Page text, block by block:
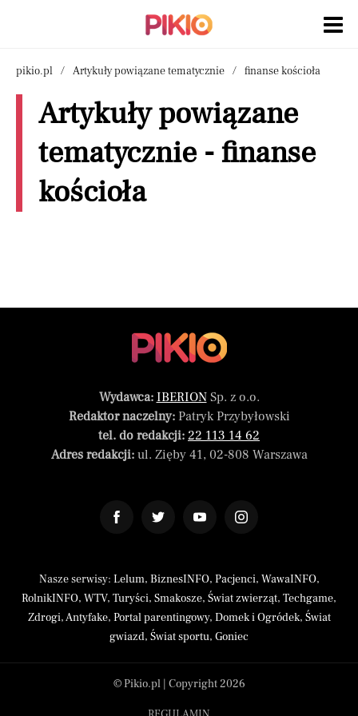
pikio.pl Artykuły powiązane tematycznie finanse kościoła
Artykuły powiązane
tematycznie - finanse
kościoła
Wydawca: IBERIONSp. z o.o.
Redaktor naczelny:Patryk Przybyłowski
tel. do redakcji: 22 113 14 62
Adres redakcji:ul. Zięby 41, 02-808 Warszawa
Nasze serwisy: Lelum, BiznesINFO, Pacjenci, WawaINFO,
RolnikINFO, WTV, Turyści, Smakosze, Świat zwierząt, Techgame,
Zdrogi,Antyfake, Portal parentingowy, Domek i Ogródek, Świat
gwiazd, Świat sportu, Goniec
© Pikio.pl | Copyright 2026